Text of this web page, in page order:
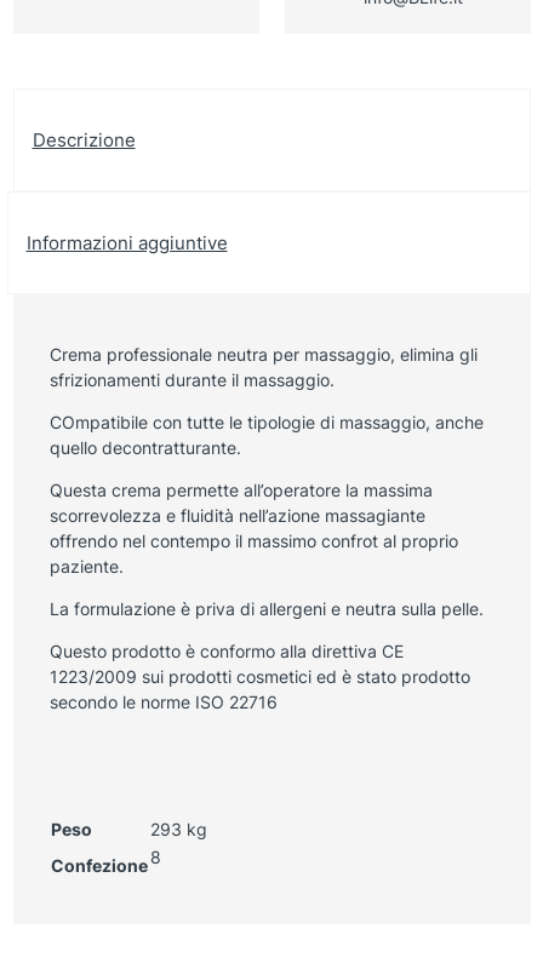
Descrizione
Informazioni aggiuntive
Crema professionale neutra per massaggio, elimina gli
sfrizionamenti durante il massaggio.
COmpatibile con tutte le tipologie di massaggio, anche
quello decontratturante.
Questa crema permette all’operatore la massima
scorrevolezza e fluidità nell’azione massagiante
offrendo nel contempo il massimo confrot al proprio
paziente.
La formulazione è priva di allergeni e neutra sulla pelle.
Questo prodotto è conformo alla direttiva CE
1223/2009 sui prodotti cosmetici ed è stato prodotto
secondo le norme ISO 22716
Peso
293 kg
Confezione 8